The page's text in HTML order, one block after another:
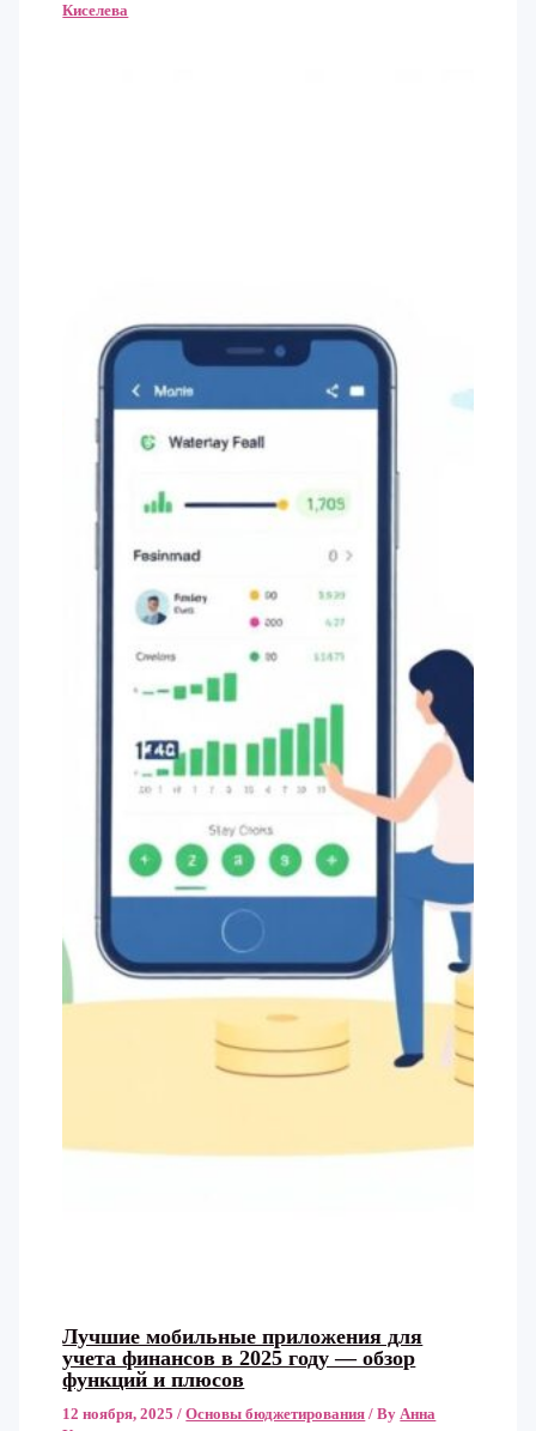
Киселева
Лучшие мобильные приложения для
учета финансов в 2025 году — обзор
функций и плюсов
12 ноября, 2025/Основы бюджетирования / ByАнна